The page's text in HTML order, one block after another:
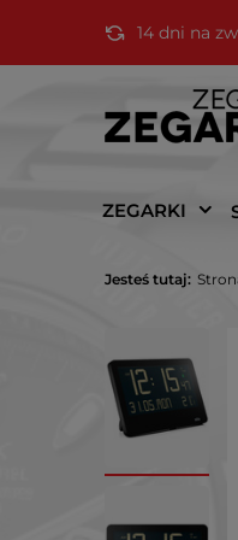
14 dni na
ZEGARKI
Jesteś tutaj: